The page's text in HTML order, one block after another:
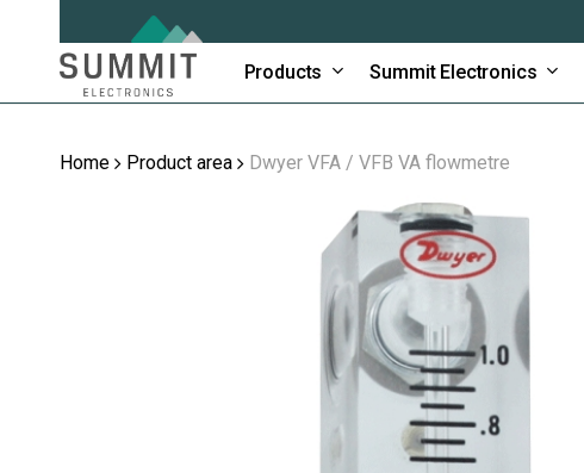
Products Summit Electronics
Home Product area Dwyer VFA / VFB VA flowmetre